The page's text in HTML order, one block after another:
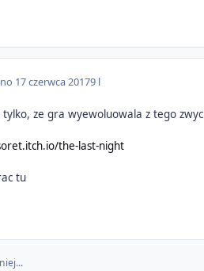
17 czerwca 20179 l
tylko, ze gra wyewoluowala z tego
the-last-night
tu